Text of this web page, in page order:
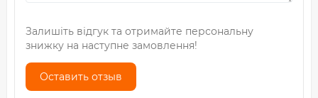
Залишіть відгук та отримайте персональну
знижку на наступне замовлення!
Оставить отзыв